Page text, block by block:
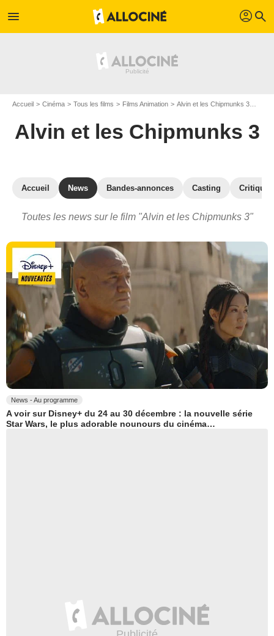
menu profil search
Accueil Cinéma Tous les films Films Animation Alvin et les Chipmunks 3
Alvin et les Chipmunks 3
Accueil News Bandes-annonces Casting
Toutes les news sur le film "Alvin et les Chipmunks 3"
News - Au programme
A voir sur Disney+ du 24 au 30 décembre : la nouvelle série
Star Wars, le plus adorable nounours du cinéma…